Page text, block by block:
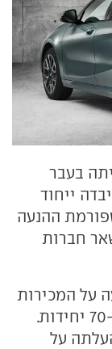
סדרה 1 הייתה בעבר
ייחוד
ההנעה
חברות
על המכירות
שצנחו - אשתקד נמכרו כאן פחות מ-70 יחידות.
על